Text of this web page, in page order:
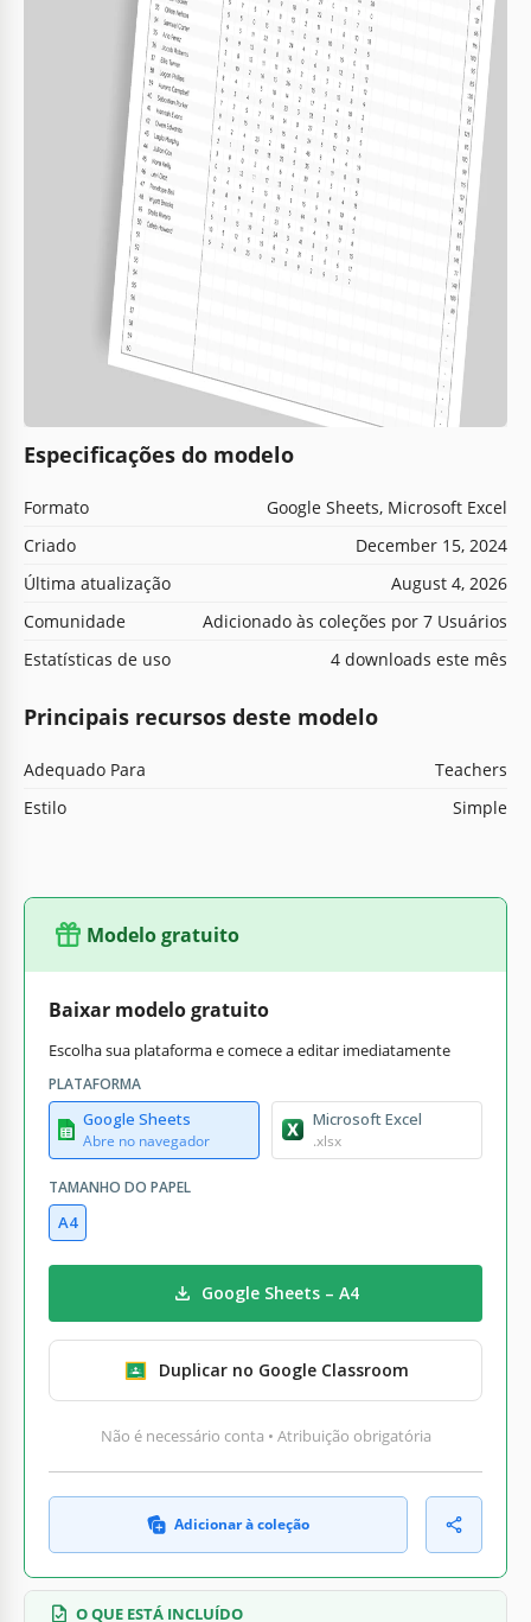
Especificações do modelo
Formato
Google Sheets, Microsoft Excel
Criado
December 15, 2024
Última atualização
August 4, 2026
Comunidade
Adicionado às coleções por 7 Usuários
Estatísticas de uso
4 downloads este mês
Principais recursos deste modelo
Adequado Para
Teachers
Estilo
Simple
Modelo gratuito
Baixar modelo gratuito
Escolha sua plataforma e comece a editar imediatamente
PLATAFORMA
Google Sheets
Abre no navegador
Microsoft Excel
.xlsx
TAMANHO DO PAPEL
A4
Google Sheets – A4
Duplicar no Google Classroom
Não é necessário conta • Atribuição obrigatória
Adicionar à coleção
O QUE ESTÁ INCLUÍDO